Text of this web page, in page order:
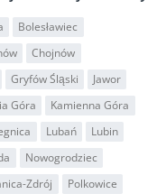
Bolesławiec
Chojnów
Gryfów Śląski
Jawor
Góra
Kamienna Góra
Lubań
Lubin
Nowogrodziec
Zdrój
Polkowice